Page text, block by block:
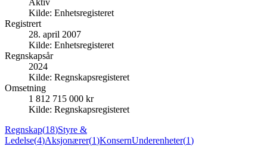
Kilde: Enhetsregisteret
Registrert
28. april 2007
Kilde: Enhetsregisteret
Regnskapsår
2024
Kilde: Regnskapsregisteret
Omsetning
1 812 715 000 kr
Kilde: Regnskapsregisteret
Regnskap(18)Styre &
Ledelse(4)Aksjonærer(1)KonsernUnderenheter(1)